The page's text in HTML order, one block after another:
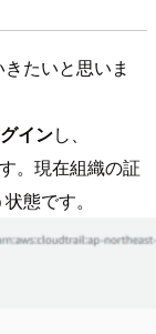
たいと思いま
インし、
。現在組織の証
態です。